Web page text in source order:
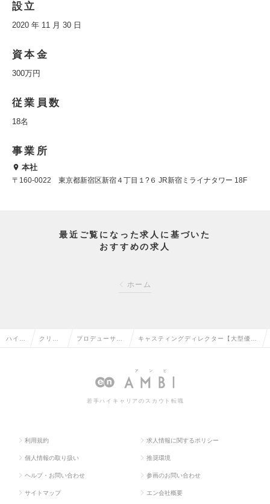
設立
2020 年 11 月 30 日
資本金
300万円
従業員数
18名
事業所
本社
〒160-0022 東京都新宿区新宿４丁目１?６ JR新宿ミライナタワー 18F
最近ご覧になった求人に基づいた
おすすめの求人
ホーム
ハイク クリエ プロデューサ
ー（その他）の
キャスティングディレクター【大型優良
ックス対応・福利厚生充実！の求人情報
若手ハイキャリアのスカウト転職
利用規約 求人情報に関するポリシー
個人情報の取り扱い 推奨環境
ヘルプ・お問い合わせ 参画のお問い合わせ
サイトマップ エン会社概要